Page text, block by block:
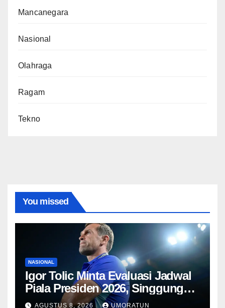
Mancanegara
Nasional
Olahraga
Ragam
Tekno
You missed
NASIONAL
Igor Tolic Minta Evaluasi Jadwal
Piala Presiden 2026, Singgung
Aturan FIFA soal Recovery 72
AGUSTUS 8, 2026 UMORATUN